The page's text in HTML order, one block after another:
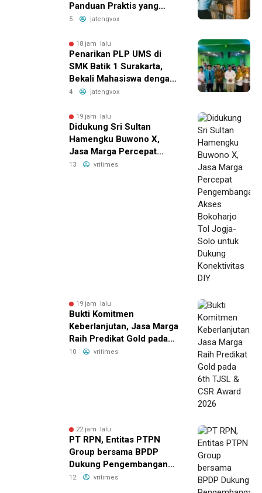
Panduan Praktis yang
Bikin Bisnis Anda Lebih
5 jatengvox
18 jam lalu
Penarikan PLP UMS di
SMK Batik 1 Surakarta,
Bekali Mahasiswa dengan
Pengalaman Nyata Dunia
4 jatengvox
19 jam lalu
Didukung Sri Sultan
Hamengku Buwono X,
Jasa Marga Percepat
Pengembangan Akses
13 vritimes
19 jam lalu
Bukti Komitmen
Keberlanjutan, Jasa Marga
Raih Predikat Gold pada
6th TJSL & CSR Award
10 vritimes
22 jam lalu
PT RPN, Entitas PTPN
Group bersama BPDP
Dukung Pengembangan
UMKM melalui Workshop
12 vritimes